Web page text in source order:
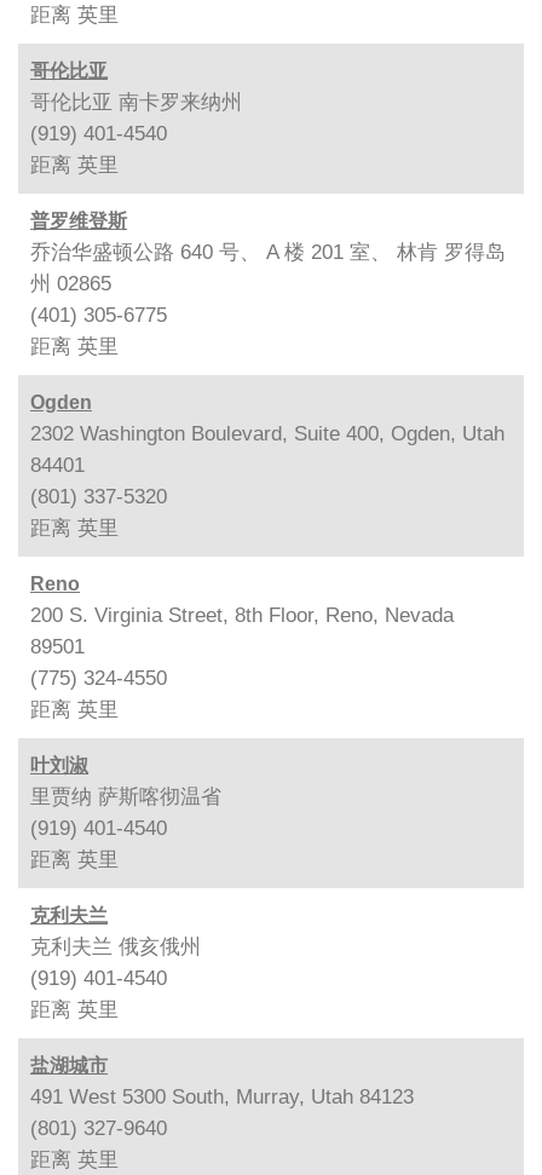
距离 英里
哥伦比亚
哥伦比亚 南卡罗来纳州
(919) 401-4540
距离 英里
普罗维登斯
乔治华盛顿公路 640 号、 A 楼 201 室、 林肯 罗得岛
州 02865
(401) 305-6775
距离 英里
Ogden
2302 Washington Boulevard, Suite 400, Ogden, Utah
84401
(801) 337-5320
距离 英里
Reno
200 S. Virginia Street, 8th Floor, Reno, Nevada
89501
(775) 324-4550
距离 英里
叶刘淑
里贾纳 萨斯喀彻温省
(919) 401-4540
距离 英里
克利夫兰
克利夫兰 俄亥俄州
(919) 401-4540
距离 英里
盐湖城市
491 West 5300 South, Murray, Utah 84123
(801) 327-9640
距离 英里